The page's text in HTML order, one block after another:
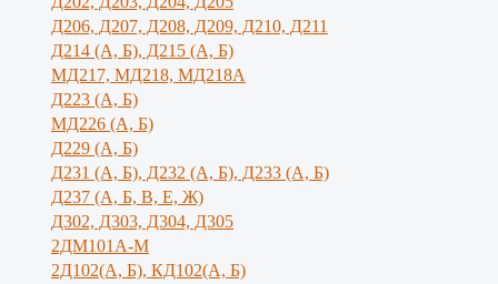
Д206, Д207, Д208, Д209, Д210, Д211
Д214 (А, Б), Д215 (А, Б)
МД217, МД218, МД218А
Д223 (А, Б)
МД226 (А, Б)
Д229 (А, Б)
Д231 (А, Б), Д232 (А, Б), Д233 (А, Б)
Д237 (А, Б, В, Е, Ж)
Д302, Д303, Д304, Д305
2ДМ101А-М
2Д102(А, Б), КД102(А, Б)